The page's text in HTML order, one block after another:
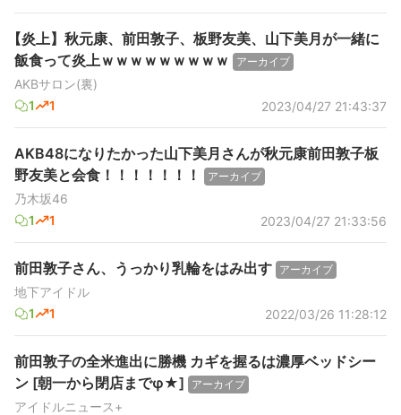
【炎上】秋元康、前田敦子、板野友美、山下美月が一緒に
飯食って炎上ｗｗｗｗｗｗｗｗｗ
アーカイブ
AKBサロン(裏)
1
1 2023/04/27 21:43:37
AKB48になりたかった山下美月さんが秋元康前田敦子板
野友美と会食！！！！！！！
アーカイブ
乃木坂46
1
1 2023/04/27 21:33:56
前田敦子さん、うっかり乳輪をはみ出す アーカイブ
地下アイドル
1
1 2022/03/26 11:28:12
前田敦子の全米進出に勝機 カギを握るは濃厚ベッドシー
ン [朝一から閉店までφ★]
アーカイブ
アイドルニュース+